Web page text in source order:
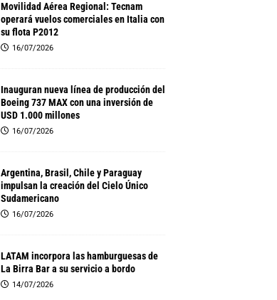
Movilidad Aérea Regional: Tecnam
operará vuelos comerciales en Italia con
su flota P2012
16/07/2026
Inauguran nueva línea de producción del
Boeing 737 MAX con una inversión de
USD 1.000 millones
16/07/2026
Argentina, Brasil, Chile y Paraguay
impulsan la creación del Cielo Único
Sudamericano
16/07/2026
LATAM incorpora las hamburguesas de
La Birra Bar a su servicio a bordo
14/07/2026